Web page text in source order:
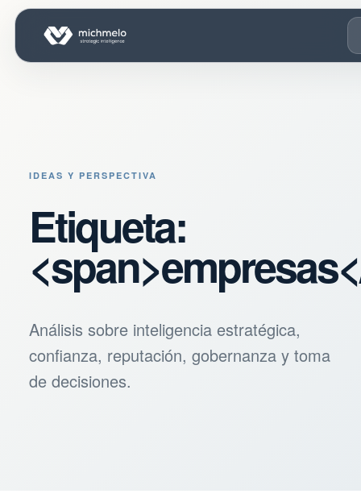
IDEAS Y PERSPECTIVA
Etiqueta:
Análisis sobre inteligencia estratégica,
confianza, reputación, gobernanza y toma
de decisiones.